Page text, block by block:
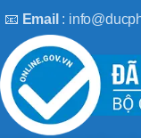
📧 Email :